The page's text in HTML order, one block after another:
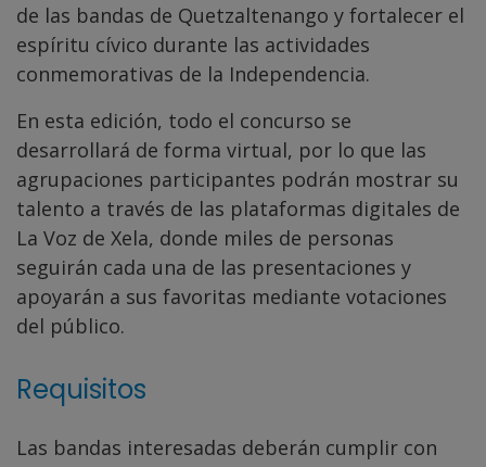
de las bandas de Quetzaltenango y fortalecer el
espíritu cívico durante las actividades
conmemorativas de la Independencia.
En esta edición, todo el concurso se
desarrollará de forma virtual, por lo que las
agrupaciones participantes podrán mostrar su
talento a través de las plataformas digitales de
La Voz de Xela, donde miles de personas
seguirán cada una de las presentaciones y
apoyarán a sus favoritas mediante votaciones
del público.
Requisitos
Las bandas interesadas deberán cumplir con